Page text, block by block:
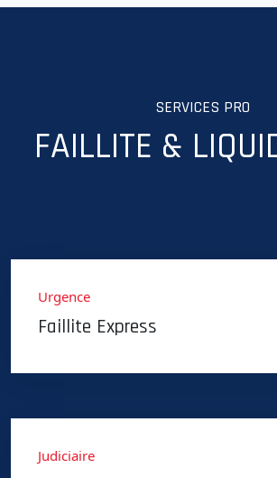
SERVICES PRO
FAILLITE &
Urgence
Faillite Express
Judiciaire